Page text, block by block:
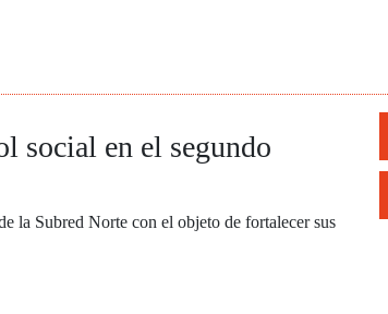
social en el segundo
la Subred Norte con el objeto de fortalecer sus